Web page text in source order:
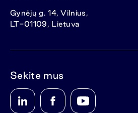
Gynėjų g. 14, Vilnius,
LT-01109, Lietuva
Sekite mus